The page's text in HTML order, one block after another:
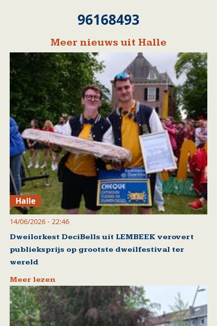
96168493
Meer nieuws uit Halle
Halle
14/06/2026 - 22:46
Dweilorkest DeciBells uit LEMBEEK verovert
publieksprijs op grootste dweilfestival ter
wereld
Meer lezen